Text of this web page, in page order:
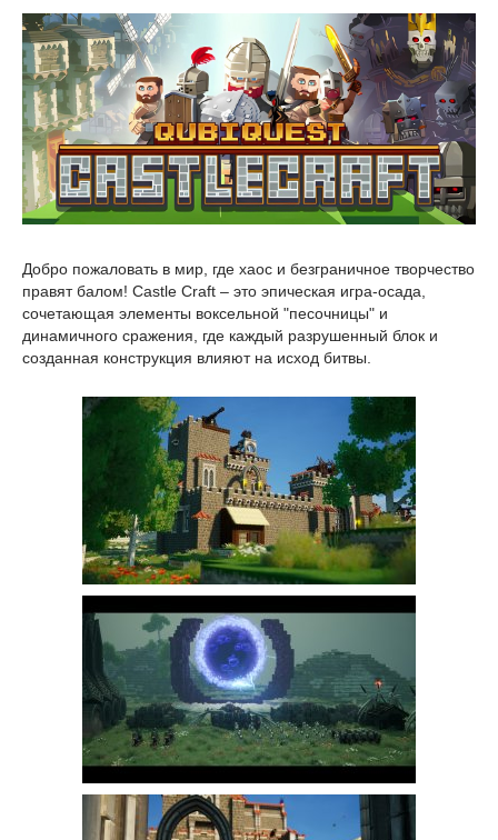
Добро пожаловать в мир, где хаос и безграничное творчество
правят балом! Castle Craft – это эпическая игра-осада,
сочетающая элементы воксельной "песочницы" и
динамичного сражения, где каждый разрушенный блок и
созданная конструкция влияют на исход битвы.